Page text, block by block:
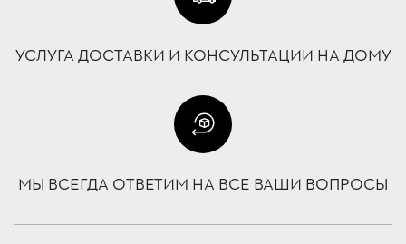
УСЛУГА ДОСТАВКИ И КОНСУЛЬТАЦИИ НА ДОМУ
МЫ ВСЕГДА ОТВЕТИМ НА ВСЕ ВАШИ ВОПРОСЫ